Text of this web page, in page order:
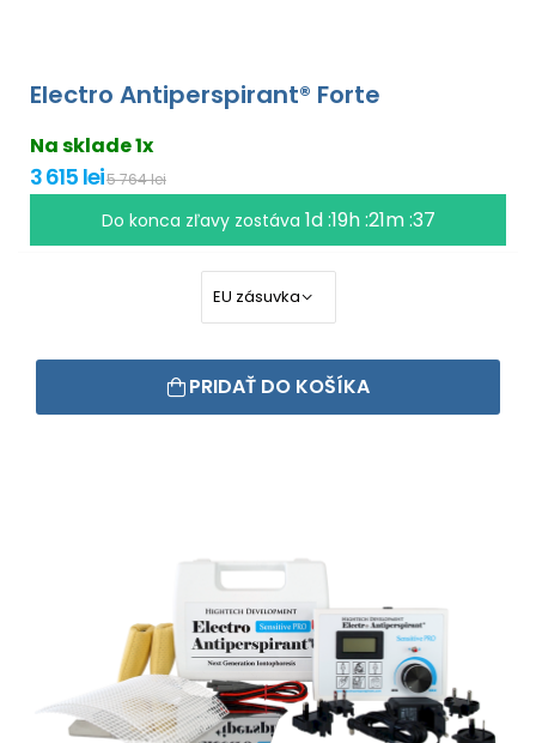
Electro Antiperspirant® Forte
Na sklade 1x
3 615 lei5 764 lei
Do konca zľavy zostáva 1d :19h :21m :35
PRIDAŤ DO KOŠÍKA